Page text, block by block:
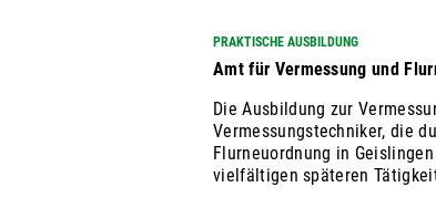
PRAKTISCHE AUSBILDUNG
Amt für Vermessung und
Die Ausbildung zur
Vermessungstechniker, die
Flurneuordnung in
vielfältigen späteren